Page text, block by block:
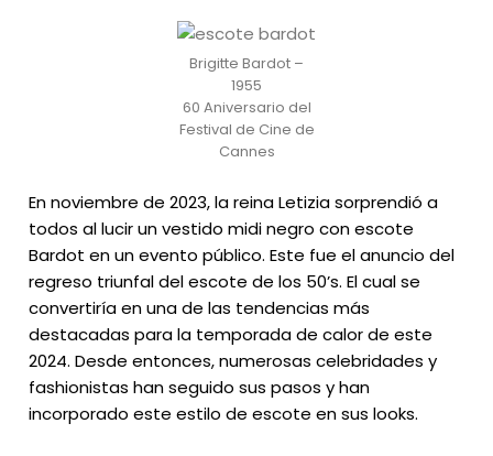
Brigitte Bardot –
1955
60 Aniversario del
Festival de Cine de
Cannes
En noviembre de 2023, la reina Letizia sorprendió a
todos al lucir un vestido midi negro con escote
Bardot en un evento público. Este fue el anuncio del
regreso triunfal del escote de los 50’s. El cual se
convertiría en una de las tendencias más
destacadas para la temporada de calor de este
2024. Desde entonces, numerosas celebridades y
fashionistas han seguido sus pasos y han
incorporado este estilo de escote en sus looks.